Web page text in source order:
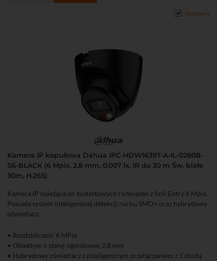
Dostępny
Kamera IP kopułowa Dahua IPC-HDW1639T-A-IL-0280B-
S6-BLACK (6 Mpix, 2,8 mm, 0,007 lx, IR do 30 m Św. białe
30m, H.265)
Kamera IP należąca do budżetowych rozwiązań z linii Entry 6 Mpix.
Posiada system inteligentnej detekcji ruchu SMD+ oraz hybrydowy
oświetlacz.
• Rozdzielczość 6 MPix
• Obiektyw o stałej ogniskowej 2,8 mm
• Hybrydowy oświetlacz z inteligentnym przełączaniem z 1 diodą